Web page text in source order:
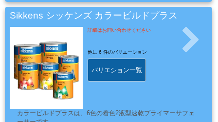
場
用
材・
塗
装
服・
4. へら付け性に優れ、成形しやすい
5. 研ぎやすく、からみが非常に少ない
6. パテ際の密着性が良好(フェザーエッジが出やすい)
Sikkens シッケンズ カラービルドプラス
詳細はお問い合わせください
他に 6 件のバリエーション
バリエション一覧
カラービルドプラスは、6色の着色2液型速乾プライマーサフェ